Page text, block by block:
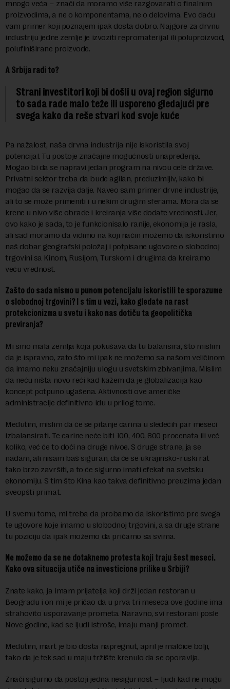
mnogo veća – znači da moramo više razgovarati o finalnim
proizvodima, a ne o komponentama, ne o delovima. Evo daću
vam primer koji poznajem ipak dosta dobro. Najgore za drvnu
industriju jedne zemlje je izvoziti repromaterijal ili poluproizvod,
polufiniširane proizvode.
A Srbija radi to?
Strani investitori koji bi došli u ovaj region sigurno
to sada rade malo teže ili usporeno gledajući pre
svega kako da reše stvari kod svoje kuće
Pa nažalost, naša drvna industrija nije iskoristila svoj
potencijal. Tu postoje značajne mogućnosti unapređenja.
Mogao bi da se napravi jedan program na nivou cele države.
Privatni sektor treba da bude agilan, preduzimljiv, kako bi
mogao da se razvija dalje. Naveo sam primer drvne industrije,
ali to se može primeniti i u nekim drugim sferama. Mora da se
krene u nivo više obrade i kreiranja više dodate vrednosti. Jer,
ovo kako je sada, to je funkcionisalo ranije, ekonomija je rasla,
ali sad moramo da vidimo na koji način možemo da iskoristimo
naš dobar geografski položaj i potpisane ugovore o slobodnoj
trgovini sa Kinom, Rusijom, Turskom i drugima da kreiramo
veću vrednost.
Zašto do sada nismo u punom potencijalu iskoristili te sporazume
o slobodnoj trgovini? I s tim u vezi, kako gledate na rast
protekcionizma u svetu i kako nas dotiču ta geopolitička
previranja?
Mi smo mala zemlja koja pokušava da tu balansira, što mislim
da je ispravno, zato što mi ipak ne možemo sa našom veličinom
da imamo neku značajniju ulogu u svetskim zbivanjima. Mislim
da neću ništa novo reći kad kažem da je globalizacija kao
koncept potpuno ugašena. Aktivnosti ove američke
administracije definitivno idu u prilog tome.
Međutim, mislim da će se pitanje carina u sledećih par meseci
izbalansirati. Te carine neće biti 100, 400, 800 procenata ili već
koliko, već će to doći na druge nivoe. S druge strane, ja se
nadam, ali nisam baš siguran, da će se ukrajinsko-ruski rat
tako brzo završiti, a to će sigurno imati efekat na svetsku
ekonomiju. S tim što Kina kao takva definitivno preuzima jedan
sveopšti primat.
U svemu tome, mi treba da probamo da iskoristimo pre svega
te ugovore koje imamo u slobodnoj trgovini, a sa druge strane
tu poziciju da ipak možemo da pričamo sa svima.
Ne možemo da se ne dotaknemo protesta koji traju šest meseci.
Kako ova situacija utiče na investicione prilike u Srbiji?
Znate kako, ja imam prijatelja koji drži jedan restoran u
Beogradu i on mi je pričao da u prva tri meseca ove godine ima
strahovito usporavanje prometa. Naravno, svi restorani posle
Nove godine, kad se ljudi istroše, imaju manji promet.
Međutim, mart je bio dosta napregnut, april je malčice bolji,
tako da je tek sad u maju tržište krenulo da se oporavlja.
Znači sigurno da postoji jedna nesigurnost – ljudi kad ne mogu